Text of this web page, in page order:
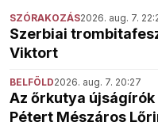
SZÓRAKOZÁS2026. aug. 7.
Szerbiai
Viktort
BELFÖLD2026. aug. 7. 20:27
Az őrkutya
Pétert Mészáros